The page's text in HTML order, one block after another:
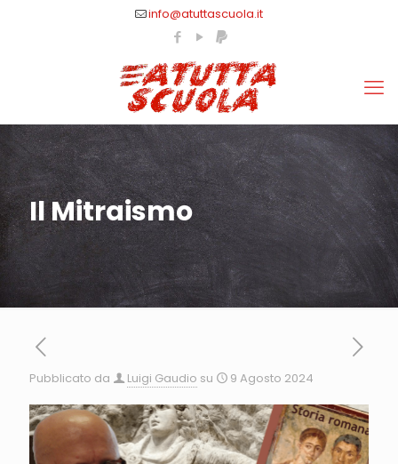
info@atuttascuola.it
Il Mitraismo
Pubblicato da Luigi Gaudio su 9 Agosto 2024